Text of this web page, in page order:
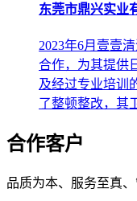
东莞市鼎兴实业
2023年6月壹壹
合作，为其提供
及经过专业培训
了整顿整改，其
合作客户
品质为本、服务至真